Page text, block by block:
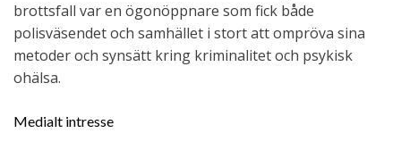
brottsfall var en ögonöppnare som fick både
polisväsendet och samhället i stort att ompröva sina
metoder och synsätt kring kriminalitet och psykisk
ohälsa.
Medialt intresse